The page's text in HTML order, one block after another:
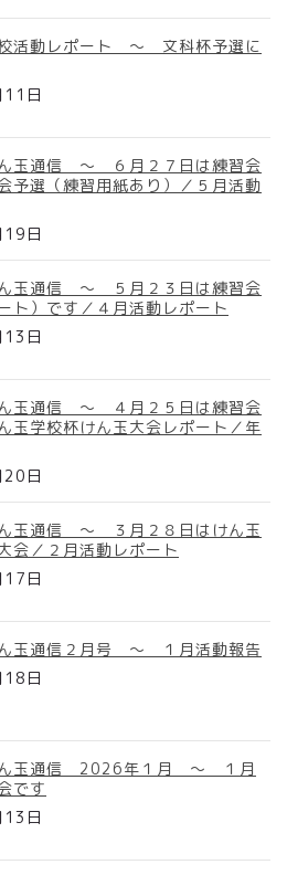
校活動レポート ～ 文科杯予選に
日
玉通信 ～ ６月２７日は練習会
予選（練習用紙あり）／５月活動
日
玉通信 ～ ５月２３日は練習会
ト）です／４月活動レポート
日
玉通信 ～ ４月２５日は練習会
玉学校杯けん玉大会レポート／年
日
玉通信 ～ ３月２８日はけん玉
会／２月活動レポート
日
玉通信２月号 ～ １月活動報告
日
ん玉通信 2026年１月 ～ １月
です
日